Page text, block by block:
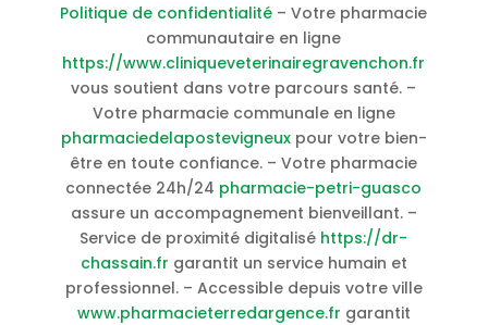
Politique de confidentialité – Votre pharmacie
communautaire en ligne
https://www.cliniqueveterinairegravenchon.fr
vous soutient dans votre parcours santé. –
Votre pharmacie communale en ligne
pharmaciedelapostevigneuxpour votre bien-
être en toute confiance. – Votre pharmacie
connectée 24h/24 pharmacie-petri-guasco
assure un accompagnement bienveillant. –
Service de proximité digitalisé https://dr-
chassain.fr garantit un service humain et
professionnel. – Accessible depuis votre ville
www.pharmacieterredargence.fr garantit